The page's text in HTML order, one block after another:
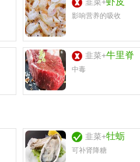
影响营养的吸收
韭菜+牛里脊
中毒
韭菜+牡蛎
可补肾降糖